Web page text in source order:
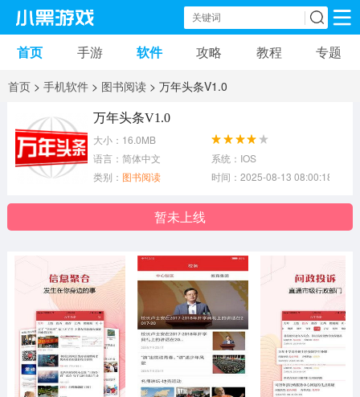
手机游戏 手机软件
安卓游戏
音乐游戏 传奇游戏
竞速游戏 模拟游戏 体育游戏
策略游戏 文字游戏 角色扮演
首页 手游 软件 攻略 教程 专题
首页 > 手机软件 > 图书阅读 > 万年头条V1.0
万年头条V1.0
大小：16.0MB
语言：简体中文
系统：IOS
类别： 图书阅读 时间：2025-08-13 08:00:18
暂未上线